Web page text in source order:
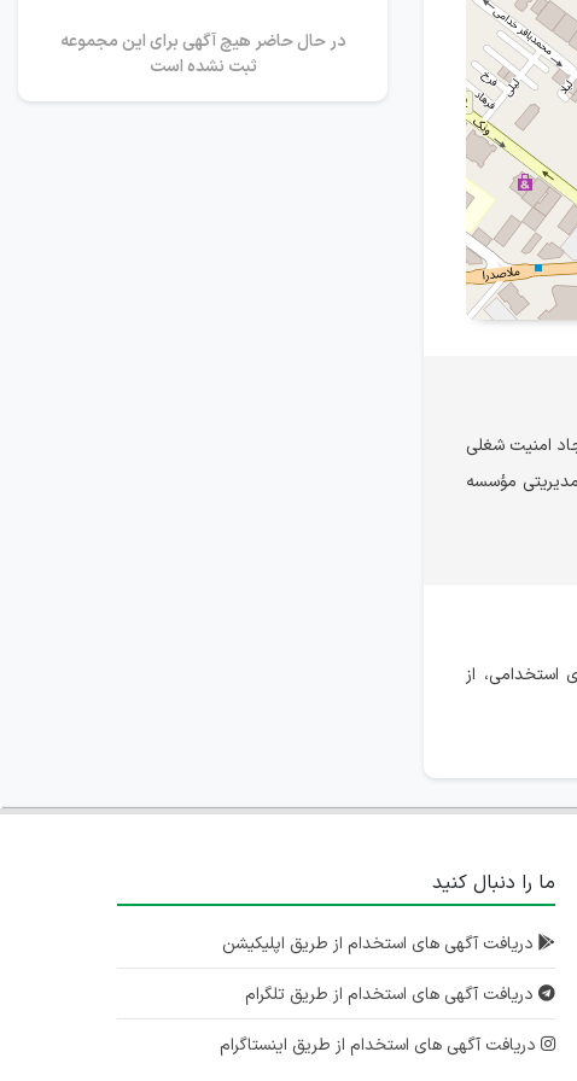
امنیت شغلی
مؤسسه
استخدامی، از
در حال حاضر هیچ آگهی برای این مجموعه
ثبت نشده است
ما را دنبال کنید
دریافت آگهی های استخدام از طریق اپلیکیشن
دریافت آگهی های استخدام از طریق تلگرام
دریافت آگهی های استخدام از طریق اینستاگرام